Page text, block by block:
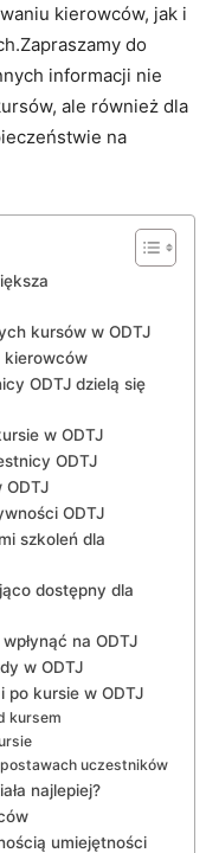
kierowców, jak i
do
informacji nie
ale również dla
na
kursów w ODTJ
kierowców
ODTJ dzielą się
w ODTJ
ODTJ
ODTJ
ODTJ
szkoleń dla
dostępny dla
na ODTJ
w ODTJ
po kursie w ODTJ
kursem
uczestników
najlepiej?
umiejętności